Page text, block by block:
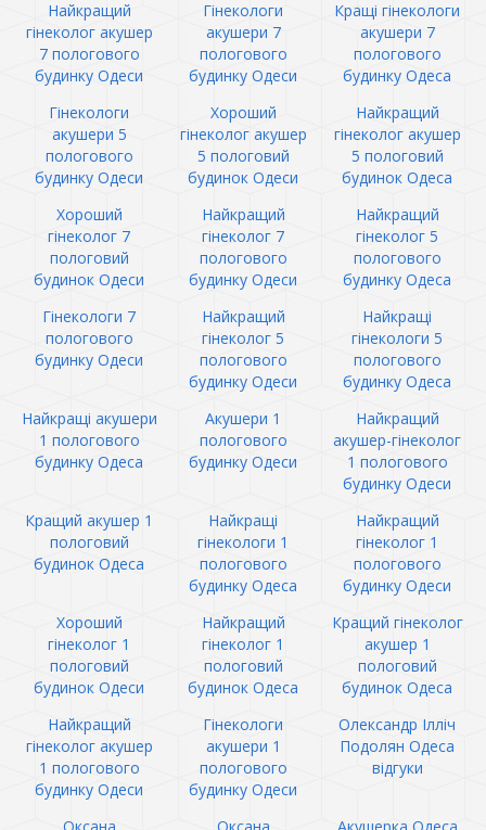
Найкращий
гінеколог акушер
7 пологового
будинку Одеси
Гінекологи
акушери 7
пологового
будинку Одеси
Кращі гінекологи
акушери 7
пологового
будинку Одеса
Гінекологи
акушери 5
пологового
будинку Одеси
Хороший
гінеколог акушер
5 пологовий
будинок Одеси
Найкращий
гінеколог акушер
5 пологовий
будинок Одеса
Хороший
гінеколог 7
пологовий
будинок Одеси
Найкращий
гінеколог 7
пологового
будинку Одеси
Найкращий
гінеколог 5
пологового
будинку Одеса
Гінекологи 7
пологового
будинку Одеси
Найкращий
гінеколог 5
пологового
будинку Одеси
Найкращі
гінекологи 5
пологового
будинку Одеса
Найкращі акушери
1 пологового
будинку Одеса
Акушери 1
пологового
будинку Одеси
Найкращий
акушер-гінеколог
1 пологового
будинку Одеси
Кращий акушер 1
пологовий
будинок Одеса
Найкращі
гінекологи 1
пологового
будинку Одеса
Найкращий
гінеколог 1
пологового
будинку Одеси
Хороший
гінеколог 1
пологовий
будинок Одеси
Найкращий
гінеколог 1
пологовий
будинок Одеса
Кращий гінеколог
акушер 1
пологовий
будинок Одеса
Найкращий
гінеколог акушер
1 пологового
будинку Одеси
Гінекологи
акушери 1
пологового
будинку Одеси
Олександр Ілліч
Подолян Одеса
відгуки